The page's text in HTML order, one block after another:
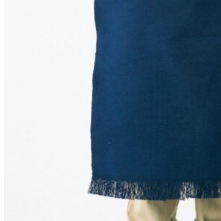
Se kurv